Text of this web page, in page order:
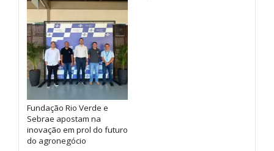
Fundação Rio Verde e
Sebrae apostam na
inovação em prol do futuro
do agronegócio